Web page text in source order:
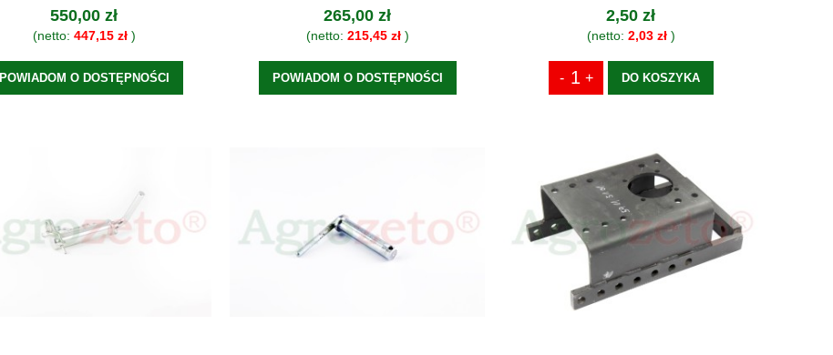
550,00 zł
(netto: 447,15 zł)
POWIADOM O DOSTĘPNOŚCI
265,00 zł
(netto: 215,45 zł)
POWIADOM O DOSTĘPNOŚCI
2,50 zł
(netto: 2,03 zł)
DO KOSZYKA